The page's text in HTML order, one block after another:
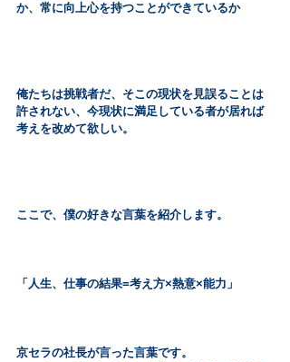
か、常に向上心を持つことができているか
俺たちは挑戦者だ、そこの現状を見誤ることは
許されない、今現状に満足している者が居れば
考えを改めて欲しい。
ここで、僕の好きな言葉を紹介します。
「人生、仕事の結果=考え方×熱意×能力」
京セラの社長が言った言葉です。